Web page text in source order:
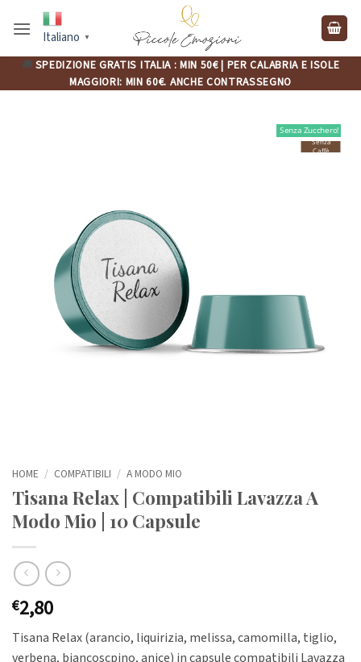
Italiano ▼
🚚 SPEDIZIONE GRATIS ITALIA : MIN 50€ | PER CALABRIA E ISOLE
MAGGIORI: MIN 60€. ANCHE CONTRASSEGNO
Senza Zucchero!
Senza
Caffè
HOME / COMPATIBILI / A MODO MIO
Tisana Relax | Compatibili Lavazza A
Modo Mio | 10 Capsule
€2,80
Tisana Relax (arancio, liquirizia, melissa, camomilla, tiglio,
verbena, biancoscpino, anice) in capsule compatibili Lavazza